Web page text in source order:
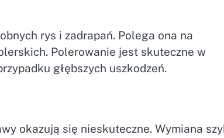
rys i zadrapań. Polega ona na
Polerowanie jest skuteczne w
głębszych uszkodzeń.
okazują się nieskuteczne. Wymiana